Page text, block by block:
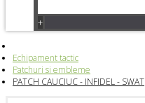
+
Echipament tactic
Patchuri si embleme
PATCH CAUCIUC - INFIDEL - SWAT